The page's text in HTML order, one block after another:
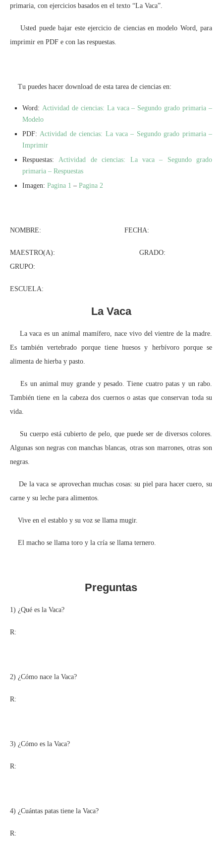
primaria, con ejercicios basados en el texto “La Vaca”.
Usted puede bajar este ejercicio de ciencias en modelo Word, para
imprimir en PDF e con las respuestas.
Tu puedes hacer download de esta tarea de ciencias en:
Word: Actividad de ciencias: La vaca – Segundo grado primaria –
Modelo
PDF: Actividad de ciencias: La vaca – Segundo grado primaria –
Imprimir
Respuestas: Actividad de ciencias: La vaca – Segundo grado
primaria – Respuestas
Imagen: Pagina 1 – Pagina 2
NOMBRE: FECHA:
MAESTRO(A): GRADO:
GRUPO:
ESCUELA:
La Vaca
La vaca es un animal mamífero, nace vivo del vientre de la madre.
Es también vertebrado porque tiene huesos y herbívoro porque se
alimenta de hierba y pasto.
Es un animal muy grande y pesado. Tiene cuatro patas y un rabo.
También tiene en la cabeza dos cuernos o astas que conservan toda su
vida.
Su cuerpo está cubierto de pelo, que puede ser de diversos colores.
Algunas son negras con manchas blancas, otras son marrones, otras son
negras.
De la vaca se aprovechan muchas cosas: su piel para hacer cuero, su
carne y su leche para alimentos.
Vive en el establo y su voz se llama mugir.
El macho se llama toro y la cría se llama ternero.
Preguntas
1) ¿Qué es la Vaca?
R:
2) ¿Cómo nace la Vaca?
R:
3) ¿Cómo es la Vaca?
R:
4) ¿Cuántas patas tiene la Vaca?
R: